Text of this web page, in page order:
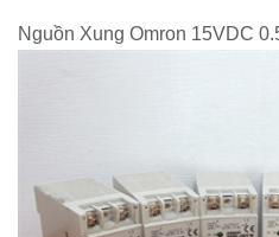
Nguồn Xung Omron 15VDC